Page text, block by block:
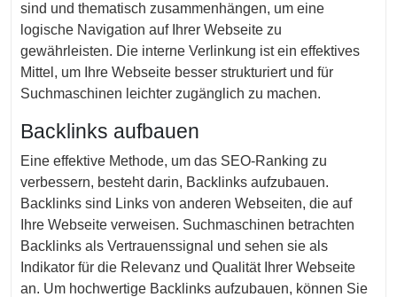
sind und thematisch zusammenhängen, um eine
logische Navigation auf Ihrer Webseite zu
gewährleisten. Die interne Verlinkung ist ein effektives
Mittel, um Ihre Webseite besser strukturiert und für
Suchmaschinen leichter zugänglich zu machen.
Backlinks aufbauen
Eine effektive Methode, um das SEO-Ranking zu
verbessern, besteht darin, Backlinks aufzubauen.
Backlinks sind Links von anderen Webseiten, die auf
Ihre Webseite verweisen. Suchmaschinen betrachten
Backlinks als Vertrauenssignal und sehen sie als
Indikator für die Relevanz und Qualität Ihrer Webseite
an. Um hochwertige Backlinks aufzubauen, können Sie